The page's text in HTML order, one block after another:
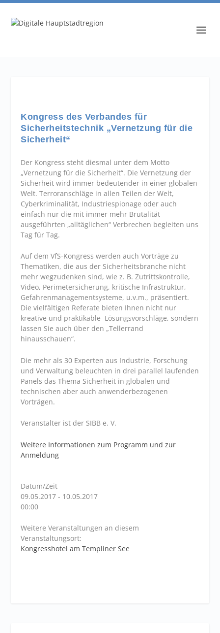
Kongress des Verbandes für
Sicherheitstechnik „Vernetzung für die
Sicherheit“
Der Kongress steht diesmal unter dem Motto
„Vernetzung für die Sicherheit“. Die Vernetzung der
Sicherheit wird immer bedeutender in einer globalen
Welt. Terroranschläge in allen Teilen der Welt,
Cyberkriminalität, Industriespionage oder auch
einfach nur die mit immer mehr Brutalität
ausgeführten „alltäglichen“ Verbrechen begleiten uns
Tag für Tag.
Auf dem VfS-Kongress werden auch Vorträge zu
Thematiken, die aus der Sicherheitsbranche nicht
mehr wegzudenken sind, wie z. B. Zutrittskontrolle,
Video, Perimetersicherung, kritische Infrastruktur,
Gefahrenmanagementsysteme, u.v.m., präsentiert.
Die vielfältigen Referate bieten Ihnen nicht nur
kreative und praktikable Lösungsvorschläge, sondern
lassen Sie auch über den „Tellerrand
hinausschauen“.
Die mehr als 30 Experten aus Industrie, Forschung
und Verwaltung beleuchten in drei parallel laufenden
Panels das Thema Sicherheit in globalen und
technischen aber auch anwenderbezogenen
Vorträgen.
Veranstalter ist der SIBB e. V.
Weitere Informationen zum Programm und zur
Anmeldung
Datum/Zeit
09.05.2017 - 10.05.2017
00:00
Weitere Veranstaltungen an diesem
Veranstaltungsort:
Kongresshotel am Templiner See